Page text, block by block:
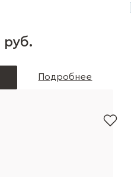
руб.
Подробнее